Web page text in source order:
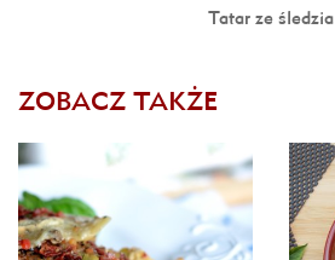
Tatar ze śledzia
ZOBACZ TAKŻE